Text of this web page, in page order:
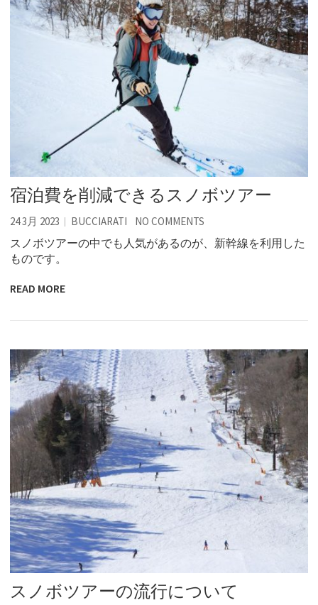
宿泊費を削減できるスノボツアー
24 3月 2023 BUCCIARATI NO COMMENTS
スノボツアーの中でも人気があるのが、新幹線を利用した
ものです。
READ MORE
スノボツアーの流行について